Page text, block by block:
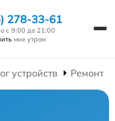
278-33-61
с 9:00 до 21:00
мне утром
устройств Ремонт